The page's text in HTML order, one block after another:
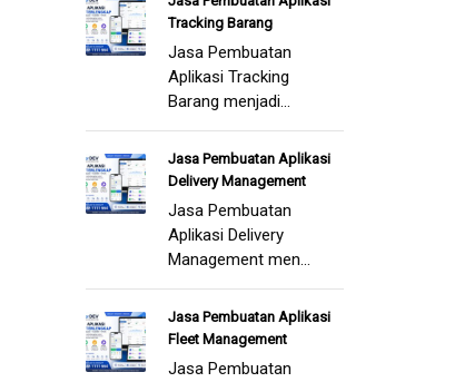
Tracking Barang
Jasa Pembuatan
Aplikasi Tracking
Barang menjadi...
Jasa Pembuatan Aplikasi
Delivery Management
Jasa Pembuatan
Aplikasi Delivery
Management men...
Jasa Pembuatan Aplikasi
Fleet Management
Jasa Pembuatan